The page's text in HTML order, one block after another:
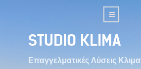
STUDIO KLIMA
Επαγγελματικές Λύσεις